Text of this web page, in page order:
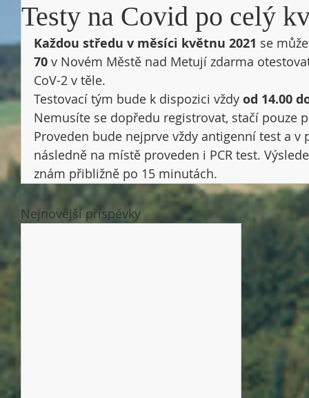
Testy na Covid po celý
Každou středu v měsíci květnu 2021 se
70 v Novém Městě nad Metují zdarma
CoV-2 v těle.
Testovací tým bude k dispozici vždy od 14.00
Nemusíte se dopředu registrovat, stačí pouze
Proveden bude nejprve vždy antigenní test a
následně na místě proveden i PCR test.
znám přibližně po 15 minutách.
Nejnovější příspěvky